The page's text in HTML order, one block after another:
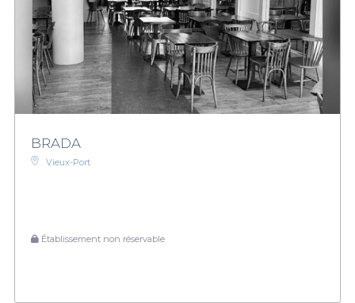
BRADA
Vieux-Port
Établissement non réservable